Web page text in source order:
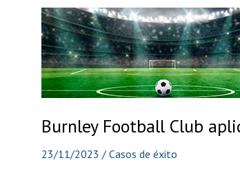
belga
confía
en
Nanoflex®
Finish
Burnley Football Club
23/11/2023 / Casos de éxito